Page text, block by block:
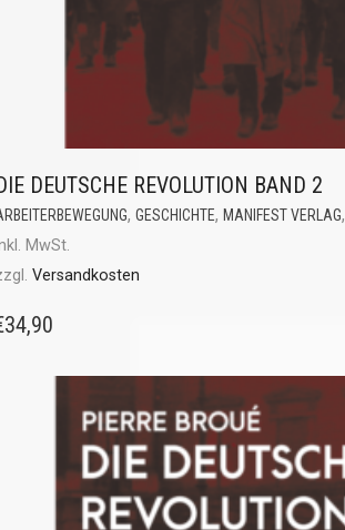
DEUTSCHE REVOLUTION BAND 2
, GESCHICHTE, MANIFEST VERLAG,
MwSt.
Versandkosten
34,90